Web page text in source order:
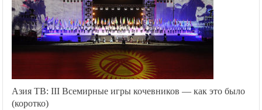
Азия ТВ: III Всемирные игры кочевников — как это было
(коротко)